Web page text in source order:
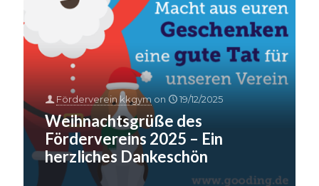
Förderverein kkgym on 19/12/2025
Weihnachtsgrüße des
Fördervereins 2025 – Ein
herzliches Dankeschön